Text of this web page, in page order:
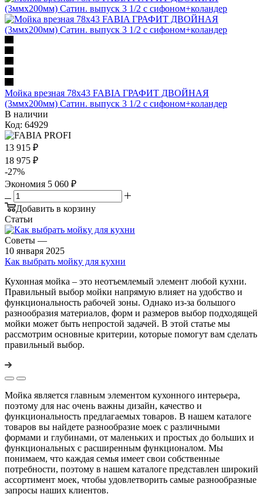
Мойка врезная 78х43 FABIA ГРАФИТ ДВОЙНАЯ
(3ммх200мм) Сатин. выпуск 3 1/2 с сифоном+коландер
В наличии
Код: 64929
13 915 ₽
18 975 ₽
-27%
Экономия 5 060 ₽
Добавить в корзину
Статьи
Советы —
10 января 2025
Как выбрать мойку для кухни
Кухонная мойка – это неотъемлемый элемент любой кухни.
Правильный выбор мойки напрямую влияет на удобство и
функциональность рабочей зоны. Однако из-за большого
разнообразия материалов, форм и размеров выбор подходящей
мойки может быть непростой задачей. В этой статье мы
рассмотрим основные критерии, которые помогут вам сделать
правильный выбор.
Мойка является главным элементом кухонного интерьера,
поэтому для нас очень важны дизайн, качество и
функциональность предлагаемых товаров. В нашем каталоге
товаров вы найдете разнообразие моек с различными
формами и глубинами, от маленьких и простых до больших и
функциональных с расширенным функционалом. Мы
понимаем, что каждая семья имеет свои собственные
потребности, поэтому в нашем каталоге представлен широкий
ассортимент моек, чтобы удовлетворить самые разнообразные
запросы наших клиентов.